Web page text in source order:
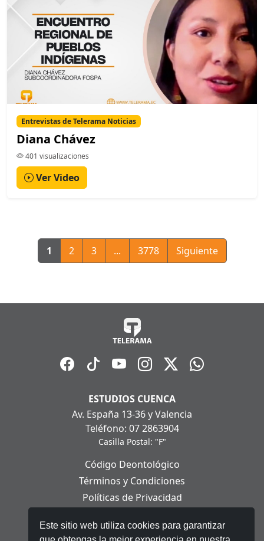
Este sitio web utiliza cookies para garantizar
Entrevistas de Telerama Noticias
Diana Chávez
401 visualizaciones
Ver Video
1 2 3 ... 3778 Siguiente
ESTUDIOS CUENCA
Av. España 13-36 y Valencia
Teléfono: 07 2863904
Casilla Postal: "F"
Código Deontológico
Términos y Condiciones
Políticas de Privacidad
Aviso Legal